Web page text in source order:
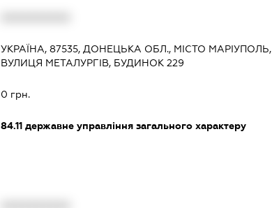
УКРАЇНА, 87535, ДОНЕЦЬКА ОБЛ., МІСТО МАРІУПОЛЬ,
ВУЛИЦЯ МЕТАЛУРГІВ, БУДИНОК 229
0 грн.
84.11 державне управління загального характеру